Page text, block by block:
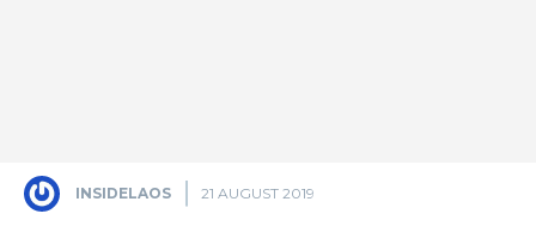
INSIDELAOS 21 AUGUST 2019